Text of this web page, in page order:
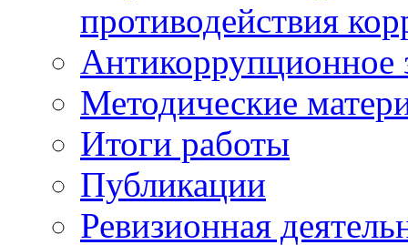
противодействия
Антикоррупционное
Методические
Итоги работы
Публикации
Ревизионная